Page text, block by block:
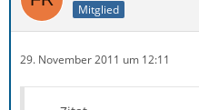
Mitglied
29. November 2011 um 12:11